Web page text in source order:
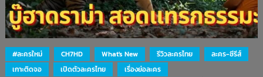
#ละครใหม่ CH7HD What's New รีวิวละครไทย
ละคร-ซีรีส์
เกาะติดจอ
เปิดตัวละครไทย เรื่องย่อละคร